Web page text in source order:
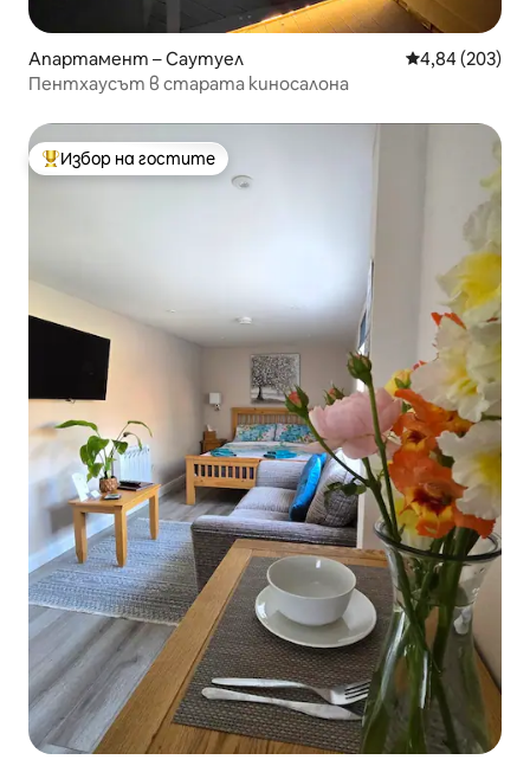
Апартамент – Саутуел Средна
4,84 (203)
Пентхаусът в старата киносалона
Най-популярен избор на гостите
Избор на гостите